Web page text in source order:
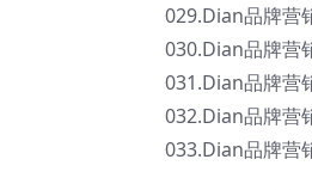
029.Dian品牌营
030.Dian品牌营
031.Dian品牌营
032.Dian品牌营
033.Dian品牌营